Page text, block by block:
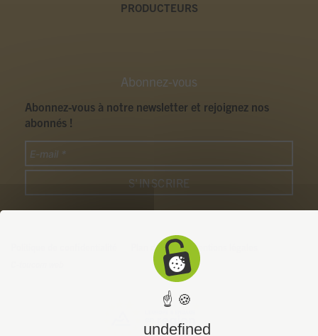
PRODUCTEURS
Abonnez-vous
Abonnez-vous à notre newsletter et rejoignez nos
abonnés !
Plan du site Mentions légales
☝ 🍪
undefined